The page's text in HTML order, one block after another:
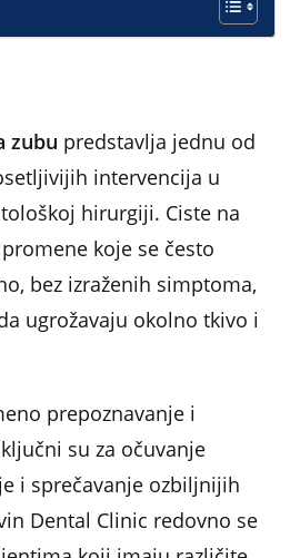
e e l e
zubu predstavlja jednu od
intervencija u
hirurgiji. Ciste na
koje se često
bez izraženih simptoma,
ugrožavaju okolno tkivo i
prepoznavanje i
su za očuvanje
i sprečavanje ozbiljnijih
Dental Clinic redovno se